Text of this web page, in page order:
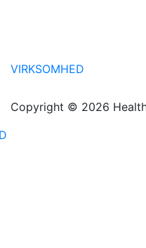
VIRKSOMHED
Copyright © 2026